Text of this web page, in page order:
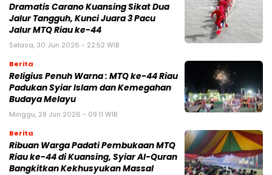
Dramatis Carano Kuansing Sikat Dua
Jalur Tangguh, Kunci Juara 3 Pacu
Jalur MTQ Riau ke-44
Selasa, 30 Jun 2026 - 22:52 WIB
Berita
Religius Penuh Warna : MTQ ke-44 Riau
Padukan Syiar Islam dan Kemegahan
Budaya Melayu
Minggu, 28 Jun 2026 - 09:11 WIB
Berita
Ribuan Warga Padati Pembukaan MTQ
Riau ke-44 di Kuansing, Syiar Al-Quran
Bangkitkan Kekhusyukan Massal